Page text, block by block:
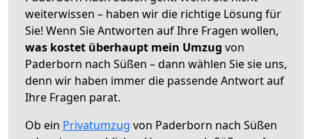
weiterwissen – haben wir die richtige Lösung für
Sie! Wenn Sie Antworten auf Ihre Fragen wollen,
was kostet überhaupt mein Umzug von
Paderborn nach Süßen – dann wählen Sie sie uns,
denn wir haben immer die passende Antwort auf
Ihre Fragen parat.
Ob ein Privatumzug von Paderborn nach Süßen